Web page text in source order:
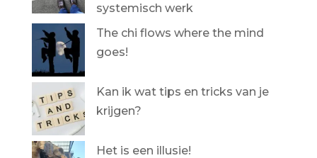
systemisch werk
The chi flows where the mind
goes!
Kan ik wat tips en tricks van je
krijgen?
Het is een illusie!